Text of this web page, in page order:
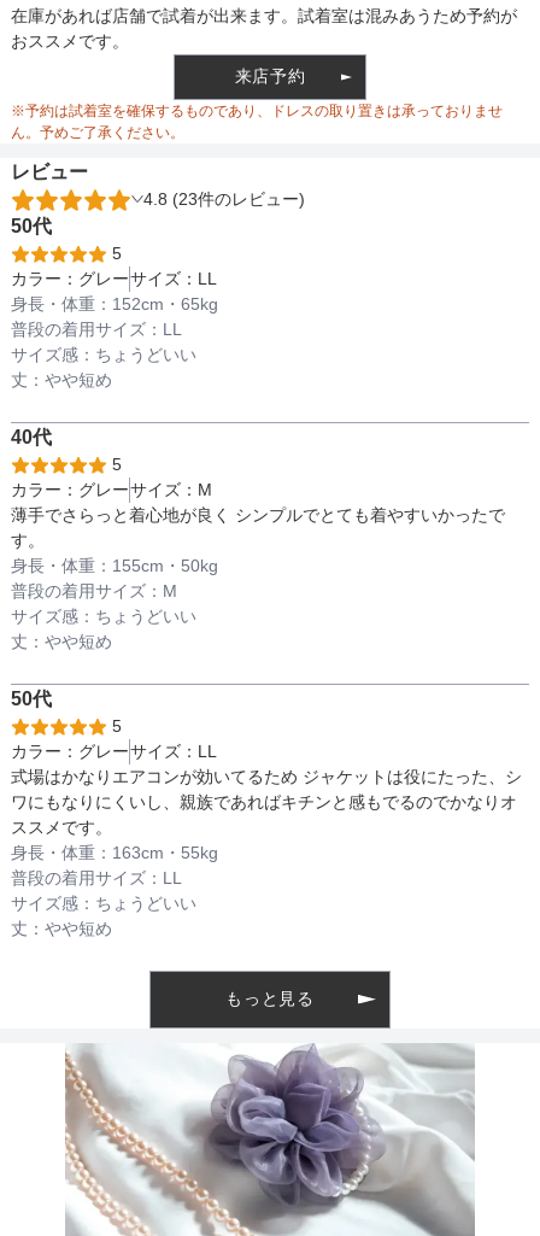
裏地
ウエスト調整
備考
素材
インナー
透け感
着丈目安
ファスナー
骨格タイプ
在庫があれば店舗で試着が出来ます。試着室は混みあうため予約が
おススメです。
来店予約
※予約は試着室を確保するものであり、ドレスの取り置きは承っておりませ
ん。予めご了承ください。
レビュー
4.8 (23件のレビュー)
50代
5
カラー： グレーサイズ： LL
身長・体重： 152cm・ 65kg
普段の着用サイズ： LL
サイズ感： ちょうどいい
丈： やや短め
40代
5
カラー： グレーサイズ： M
薄手でさらっと着心地が良く シンプルでとても着やすいかったで
す。
身長・体重： 155cm・ 50kg
普段の着用サイズ： M
サイズ感： ちょうどいい
丈： やや短め
50代
5
カラー： グレーサイズ： LL
式場はかなりエアコンが効いてるため ジャケットは役にたった、シ
ワにもなりにくいし、親族であればキチンと感もでるのでかなりオ
ススメです。
身長・体重： 163cm・ 55kg
普段の着用サイズ： LL
サイズ感： ちょうどいい
丈： やや短め
もっと見る